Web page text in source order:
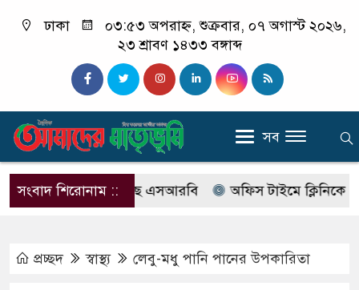
ঢাকা
০৩:৫৩ অপরাহ্ন, শুক্রবার, ০৭ অগাস্ট ২০২৬,
২৩ শ্রাবণ ১৪৩৩ বঙ্গাব্দ
সব
সংবাদ শিরোনাম ::
নাম বদলে আসছে এসআরবি অফিস টাইমে ক্লিনিকে রোগী
প্রচ্ছদ স্বাস্থ্য লেবু-মধু পানি পানের উপকারিতা